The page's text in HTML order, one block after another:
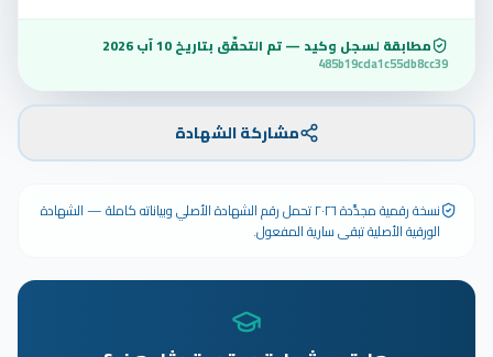
مطابقة لسجل وكيد — تم التحقّق بتاريخ10 آب 2026
485b19cda1c55db8cc39
مشاركة الشهادة
نسخة رقمية مجدَّدة ٢٠٢٦ تحمل رقم الشهادة الأصلي وبياناته كاملة — الشهادة
الورقية الأصلية تبقى سارية المفعول.